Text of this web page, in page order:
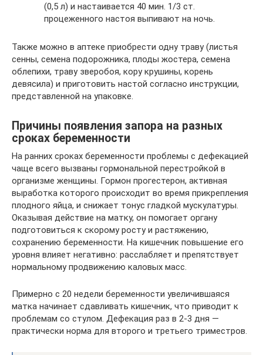
(0,5 л) и настаивается 40 мин. 1/3 ст.
процеженного настоя выпивают на ночь.
Также можно в аптеке приобрести одну траву (листья
сенны, семена подорожника, плоды жостера, семена
облепихи, траву зверобоя, кору крушины, корень
девясила) и приготовить настой согласно инструкции,
представленной на упаковке.
Причины появления запора на разных
сроках беременности
На ранних сроках беременности проблемы с дефекацией
чаще всего вызваны гормональной перестройкой в
организме женщины. Гормон прогестерон, активная
выработка которого происходит во время прикрепления
плодного яйца, и снижает тонус гладкой мускулатуры.
Оказывая действие на матку, он помогает органу
подготовиться к скорому росту и растяжению,
сохранению беременности. На кишечник повышение его
уровня влияет негативно: расслабляет и препятствует
нормальному продвижению каловых масс.
Примерно с 20 недели беременности увеличившаяся
матка начинает сдавливать кишечник, что приводит к
проблемам со стулом. Дефекация раз в 2-3 дня —
практически норма для второго и третьего триместров.